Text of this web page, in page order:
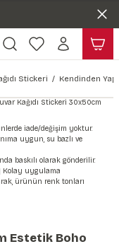
Şehir Duvar Kağıdı
Duvar Kağıdı
Duvar Kağıdı
Yaprak & Çiçek
Duvar Kağıdı
Kağıdı
Manza Duvar Kağıdı
Duvar Kağıdı
Kağıdı
& Sanatsal Duvar
Kağıdı
Duvar Kağıdı
Kağıdı
Kağıdı
Mermer & Taş
Duvar Kağıdı
Duvar Kağıdı
Duvar Kağıdı
Stickeri Kendinden
iade/değişim yoktur.
uygun, su bazlı ve
baskılı olarak gönderilir.
Kolay uygulama
ürünün renk tonları
Estetik Boho